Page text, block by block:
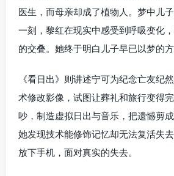
医生，而母亲却成了植物人。梦中儿
一刻，黎红在现实中感受到呼吸变化
的交叠。她终于明白儿子早已以梦的方
《看日出》则讲述宁可为纪念亡友纪
术修改影像，试图让葬礼和旅行变得
吵，制造虚拟日出与音乐，把遗憾剪
她发现技术能修饰记忆却无法复活失
放下手机，面对真实的失去。